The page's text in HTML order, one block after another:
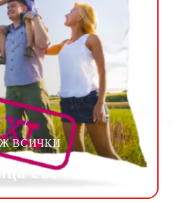
със снимка
ВСИЧКИ